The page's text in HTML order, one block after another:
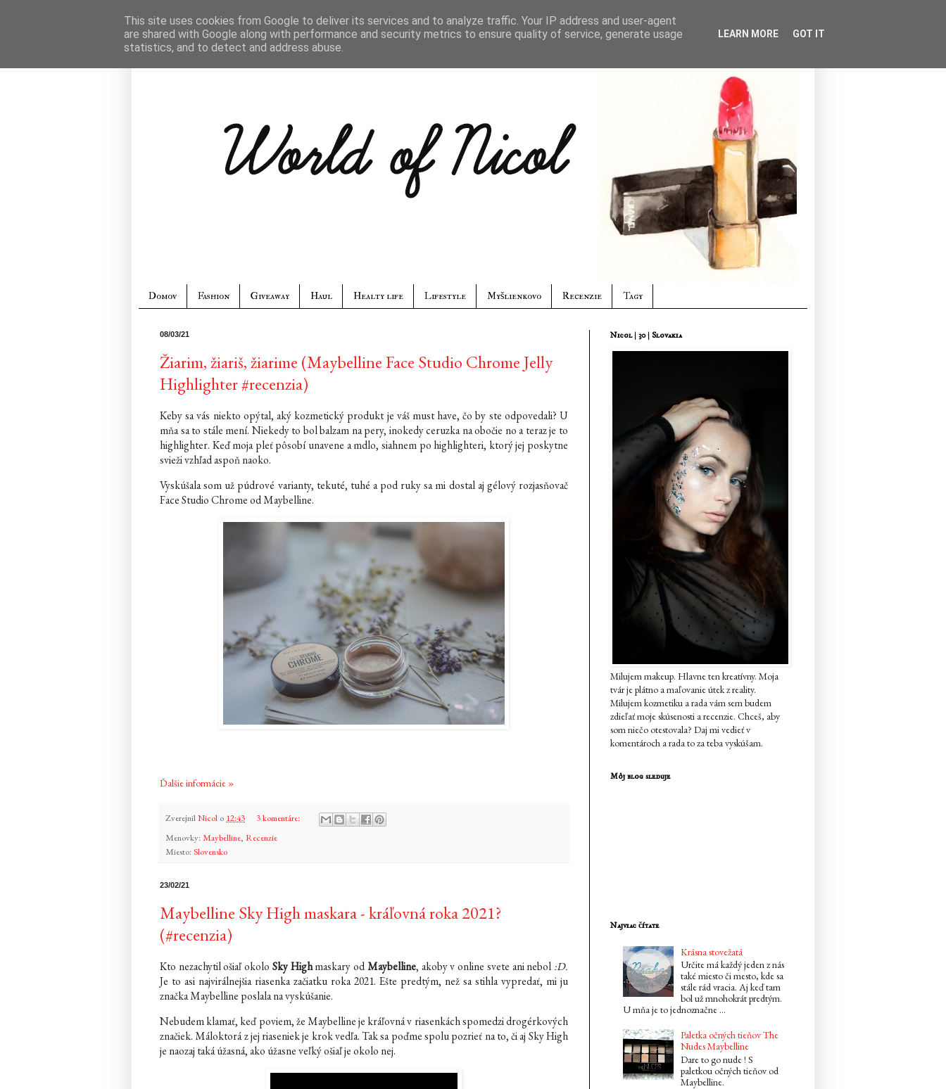
Domov Fashion Giveaway Haul Healty life Lifestyle Myšlienkovo Recenzie Tagy
08/03/21
Žiarim, žiariš, žiarime (Maybelline Face Studio Chrome Jelly
Highlighter #recenzia)
Keby sa vás niekto opýtal, aký kozmetický produkt je váš must have, čo by ste odpovedali? U
mňa sa to stále mení. Niekedy to bol balzam na pery, inokedy ceruzka na obočie no a teraz je to
highlighter. Keď moja pleť pôsobí unavene a mdlo, siahnem po highlighteri, ktorý jej poskytne
svieži vzhľad aspoň naoko.
Vyskúšala som už púdrové varianty, tekuté, tuhé a pod ruky sa mi dostal aj gélový rozjasňovač
Face Studio Chrome od Maybelline.
Ďalšie informácie »
ZverejnilNicol o 12:43
3 komentáre:
Menovky: Maybelline, Recenzie
Miesto: Slovensko
23/02/21
Maybelline Sky High maskara - kráľovná roka 2021?
(#recenzia)
Kto nezachytil ošiaľ okolo Sky Highmaskary odMaybelline, akoby v online svete ani nebol :D.
Je to asi najvirálnejšia riasenka začiatku roka 2021. Ešte predtým, než sa stihla vypredať, mi ju
značka Maybelline poslala na vyskúšanie.
Nebudem klamať, keď poviem, že Maybelline je kráľovná v riasenkách spomedzi drogérkových
značiek. Máloktorá z jej riaseniek je krok vedľa. Tak sa poďme spolu pozrieť na to, či aj Sky High
je naozaj taká úžasná, ako úžasne veľký ošiaľ je okolo nej.
Nicol | 30 | Slovakia
Milujem makeup. Hlavne ten kreatívny. Moja
tvár je plátno a maľovanie útek z reality.
Milujem kozmetiku a rada vám sem budem
zdieľať moje skúsenosti a recenzie. Chceš, aby
som niečo otestovala? Daj mi vedieť v
komentároch a rada to za teba vyskúšam.
Môj blog sleduje
Najviac čítate
Krásna stovežatá
Určite má každý jeden z nás
také miesto či mesto, kde sa
stále rád vracia. Aj keď tam
bol už mnohokrát predtým.
U mňa je to jednoznačne ...
Paletka očných tieňov The
Nudes Maybelline
Dare to go nude ! S
paletkou očných tieňov od
Maybelline.
This site uses cookies from Google to deliver its services and to analyze traffic. Your IP address and user-agent
are shared with Google along with performance and security metrics to ensure quality of service, generate usage
statistics, and to detect and address abuse.
LEARN MORE GOT IT